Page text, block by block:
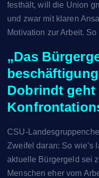
festhält, will die Union
und zwar mit klaren
Motivation zur Arbeit.
„Das
Dobrindt geht
CSU-
Zweifel daran: So wie’s
aktuelle Bürgergeld sei
Menschen eher vom